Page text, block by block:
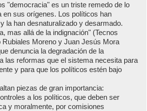
"democracia" es un triste remedo de lo
en sus orígenes. Los políticos han
la han desnaturalizado y desarmado.
mas allá de la indignación" (Tecnos
Rubiales Moreno y Juan Jesús Mora
denuncia la degradación de la
las reformas que el sistema necesita para
y para que los políticos estén bajo
piezas de gran importancia:
a los políticos, que deben ser
y moralmente, por comisiones